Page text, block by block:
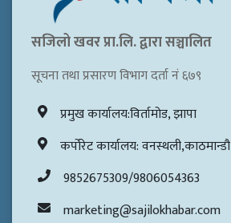
सजिलो खवर प्रा.लि. द्वारा सञ्चालित
सूचना तथा प्रसारण विभाग दर्ता नं ६७९
प्रमुख कार्यालय:विर्तामोड, झापा
कर्पोरेट कार्यालय: वनस्थली,काठमान्डौ
9852675309/9806054363
marketing@sajilokhabar.com